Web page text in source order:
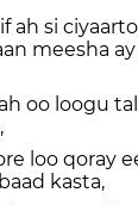
ah si
meesha
oo loogu
loo qoray
kasta,